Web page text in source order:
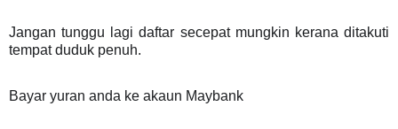
Jangan tunggu lagi daftar secepat mungkin kerana ditakuti
tempat duduk penuh.
Bayar yuran anda ke akaun Maybank